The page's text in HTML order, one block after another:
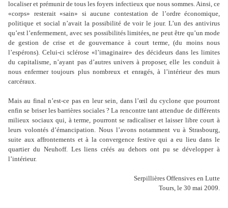
localiser et prémunir de tous les foyers infectieux que nous sommes. Ainsi, ce
«corps» resterait «sain» si aucune contestation de l’ordre économique,
politique et social n’avait la possibilité de voir le jour. L’un des antivirus
qu’est l’enfermement, avec ses possibilités limitées, ne peut être qu’un mode
de gestion de crise et de gouvernance à court terme, (du moins nous
l’espérons). Celui-ci sclérose «l’imaginaire» des décideurs dans les limites
du capitalisme, n’ayant pas d’autres univers à proposer, elle les conduit à
nous enfermer toujours plus nombreux et enragés, à l’intérieur des murs
carcéraux.
Mais au final n’est-ce pas en leur sein, dans l’œil du cyclone que pourront
enfin se briser les barrières sociales ? La rencontre tant attendue de différents
milieux sociaux qui, à terme, pourront se radicaliser et laisser libre court à
leurs volontés d’émancipation. Nous l’avons notamment vu à Strasbourg,
suite aux affrontements et à la convergence festive qui a eu lieu dans le
quartier du Neuhoff. Les liens créés au dehors ont pu se développer à
l’intérieur.
Serpillières Offensives en Lutte
Tours, le 30 mai 2009.